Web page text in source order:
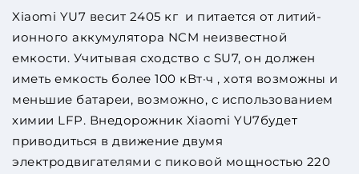
Xiaomi YU7 весит 2405 кг и питается от литий-
ионного аккумулятора NCM неизвестной
емкости. Учитывая сходство с SU7, он должен
иметь емкость более 100 кВт·ч , хотя возможны и
меньшие батареи, возможно, с использованием
химии LFP. Внедорожник Xiaomi YU7будет
приводиться в движение двумя
электродвигателями с пиковой мощностью 220